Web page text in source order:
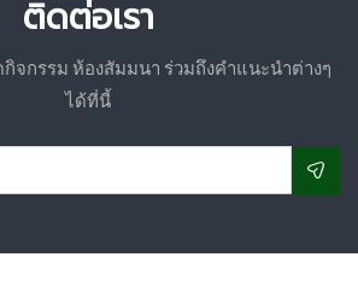
ติดต่อเรา
จกรรม ห้องสัมมนา ร่วมถึงคำแนะนำต่างๆ
ได้ที่นี้